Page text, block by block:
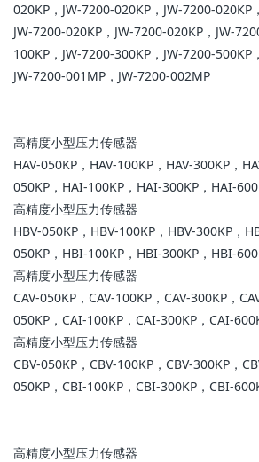
020KP，JW-7200-020KP，JW-7200-020KP
JW-7200-020KP，JW-7200-020KP，JW-
100KP，JW-7200-300KP，JW-7200-500KP
JW-7200-001MP，JW-7200-002MP
高精度小型压力传感器
HAV-050KP，HAV-100KP，HAV-300KP，
050KP，HAI-100KP，HAI-300KP，HAI-
高精度小型压力传感器
HBV-050KP，HBV-100KP，HBV-300KP，
050KP，HBI-100KP，HBI-300KP，HBI-
高精度小型压力传感器
CAV-050KP，CAV-100KP，CAV-300KP，
050KP，CAI-100KP，CAI-300KP，CAI-
高精度小型压力传感器
CBV-050KP，CBV-100KP，CBV-300KP，
050KP，CBI-100KP，CBI-300KP，CBI-
高精度小型压力传感器